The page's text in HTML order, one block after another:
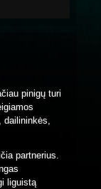
pinigų turi
dailininkės,
partnerius.
liguistą